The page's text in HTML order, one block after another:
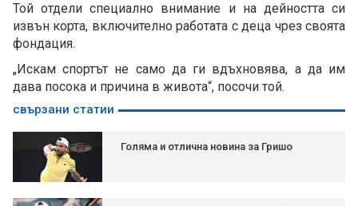
Той отдели специално внимание и на дейността си
извън корта, включително работата с деца чрез своята
фондация.
„Искам спортът не само да ги вдъхновява, а да им
дава посока и причина в живота“, посочи той.
свързани статии
Голяма и отлична новина за Гришо